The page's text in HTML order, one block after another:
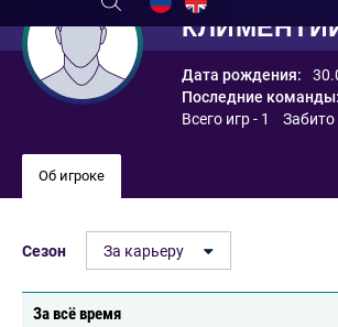
Дата рождения:
Последние команды:
Всего игр - 1 Забито
Об игроке
Сезон За карьеру
За всё время